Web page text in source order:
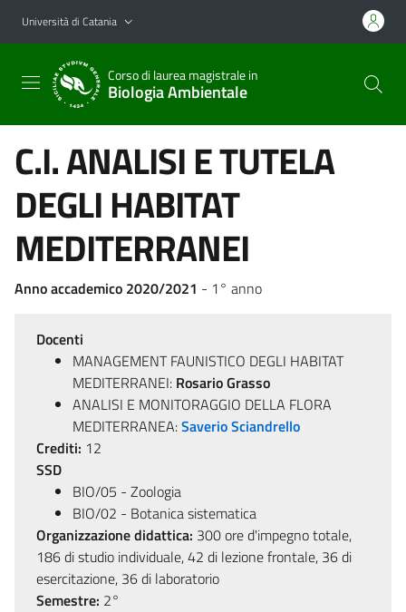
Vai al contenuto principale
Vai al menu di navigazione
Università di Catania
Corso di laurea magistrale in
Biologia Ambientale
C.I. ANALISI E TUTELA
DEGLI HABITAT
MEDITERRANEI
Anno accademico 2020/2021 - 1° anno
Docenti
MANAGEMENT FAUNISTICO DEGLI HABITAT
MEDITERRANEI: Rosario Grasso
ANALISI E MONITORAGGIO DELLA FLORA
MEDITERRANEA:Saverio Sciandrello
Crediti: 12
SSD
BIO/05 - Zoologia
BIO/02 - Botanica sistematica
Organizzazione didattica: 300 ore d'impegno totale,
186 di studio individuale, 42 di lezione frontale, 36 di
esercitazione, 36 di laboratorio
Semestre: 2°